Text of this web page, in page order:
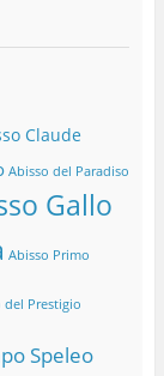
Claude
Abisso del Paradiso
Gallo
Abisso Primo
del Prestigio
Speleo